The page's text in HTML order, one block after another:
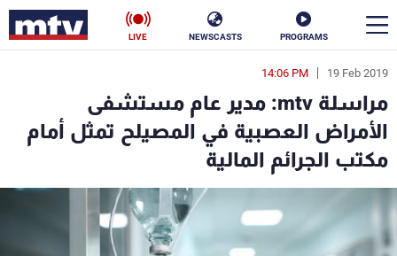
PROGRAMS
NEWSCASTS
LIVE
19 Feb 2019
14:06 PM
مراسلة mtv: مدير عام مستشفى
الأمراض العصبية في المصيلح تمثل أمام
مكتب الجرائم المالية
en
الأخبار
سياسة
إقتصاد فن
منوعات رياضة